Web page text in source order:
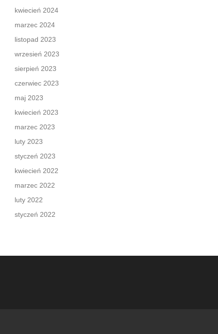
kwiecień 2024
marzec 2024
listopad 2023
wrzesień 2023
sierpień 2023
czerwiec 2023
maj 2023
kwiecień 2023
marzec 2023
luty 2023
styczeń 2023
kwiecień 2022
marzec 2022
luty 2022
styczeń 2022